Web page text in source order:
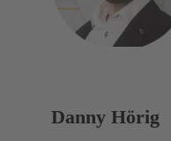
Danny Hörig